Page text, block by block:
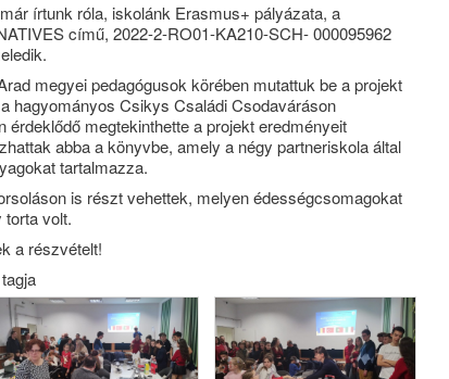
írtunk róla, iskolánk Erasmus+ pályázata, a
című, 2022-2-RO01-KA210-SCH- 000095962
megyei pedagógusok körében mutattuk be a projekt
hagyományos Csikys Családi Csodaváráson
érdeklődő megtekinthette a projekt eredményeit
abba a könyvbe, amely a négy partneriskola által
tartalmazza.
is részt vehettek, melyen édességcsomagokat
torta volt.
a részvételt!